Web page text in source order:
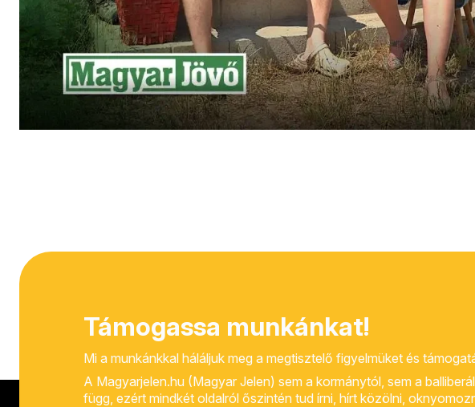
Támogassa munkánkat!
Mi a munkánkkal háláljuk meg a megtisztelő figyelmüket és
A Magyarjelen.hu (Magyar Jelen) sem a kormánytól, sem a
függ, ezért mindkét oldalról őszintén tud írni, hírt közölni,